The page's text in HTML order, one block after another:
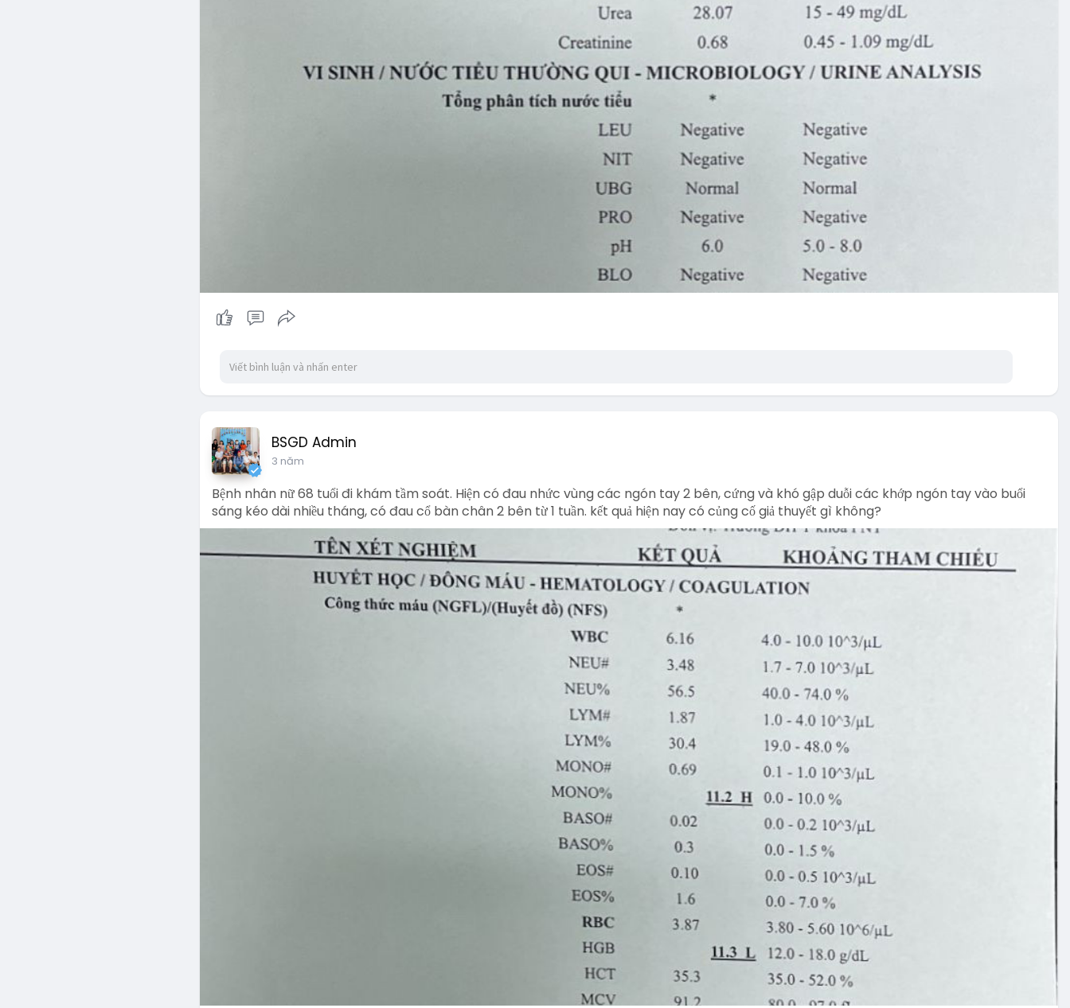
BSGD Admin
3 năm
Bệnh nhân nữ 68 tuổi đi khám tầm soát. Hiện có đau nhức vùng các ngón tay 2 bên, cứng và khó gập duỗi các khớp ngón tay vào buổi
sáng kéo dài nhiều tháng, có đau cổ bàn chân 2 bên từ 1 tuần. kết quả hiện nay có củng cố giả thuyết gì không?